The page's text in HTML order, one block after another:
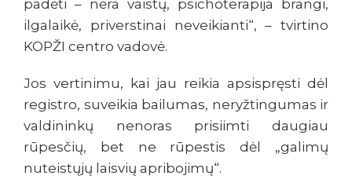
padėti – nėra vaistų, psichoterapija brangi,
ilgalaikė, priverstinai neveikianti“, – tvirtino
KOPŽI centro vadovė.
Jos vertinimu, kai jau reikia apsispręsti dėl
registro, suveikia bailumas, neryžtingumas ir
valdininkų nenoras prisiimti daugiau
rūpesčių, bet ne rūpestis dėl „galimų
nuteistųjų laisvių apribojimų“.